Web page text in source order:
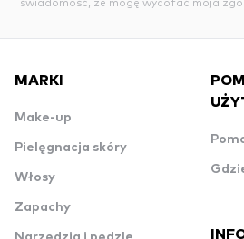
MARKI
Make-up
Pielęgnacja skóry
Włosy
Zapachy